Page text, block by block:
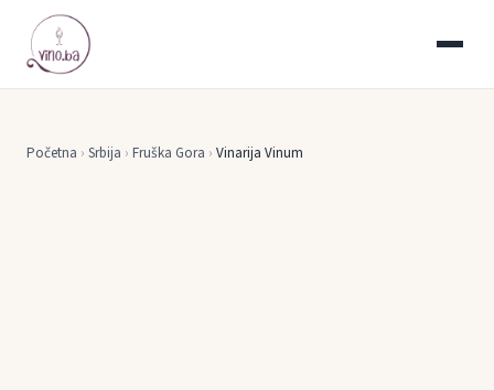
Početna › Srbija › Fruška Gora › Vinarija Vinum